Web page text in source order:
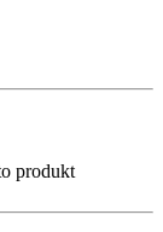
produkt